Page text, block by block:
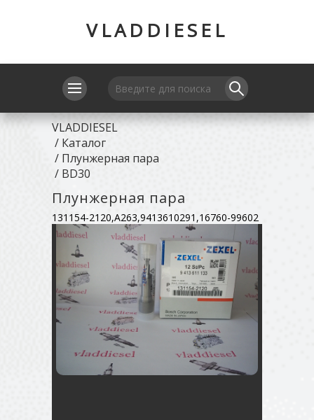
VLADDIESEL
VLADDIESEL
/ Каталог
/ Плунжерная пара
/ BD30
Плунжерная пара
131154-2120,A263,9413610291,16760-99602